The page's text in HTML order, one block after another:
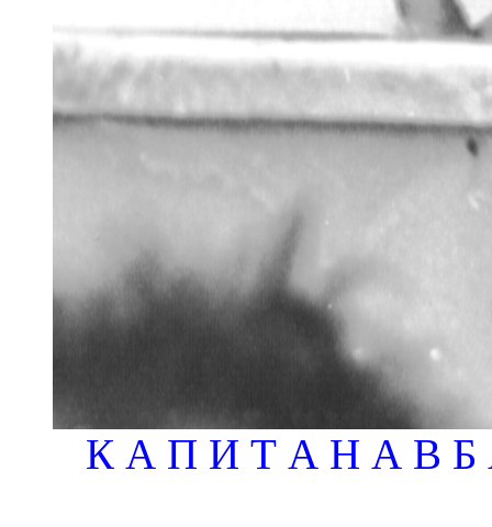
К А П И Т А Н А В Б